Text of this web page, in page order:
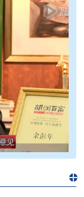
建信息
频道